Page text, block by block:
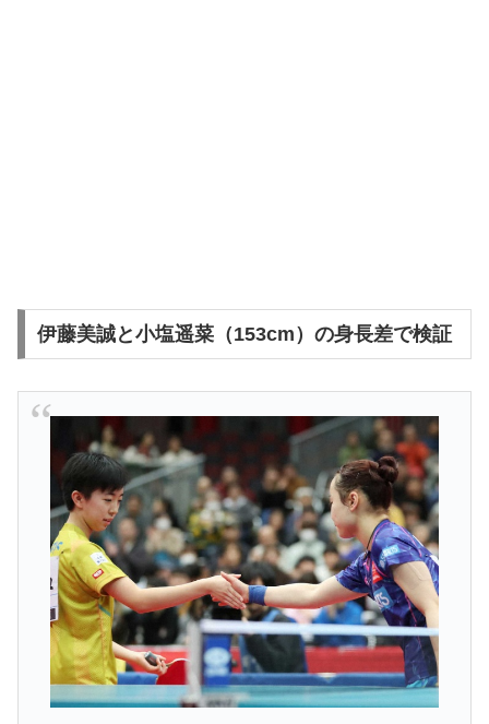
伊藤美誠と小塩遥菜（153cm）の身長差で検証